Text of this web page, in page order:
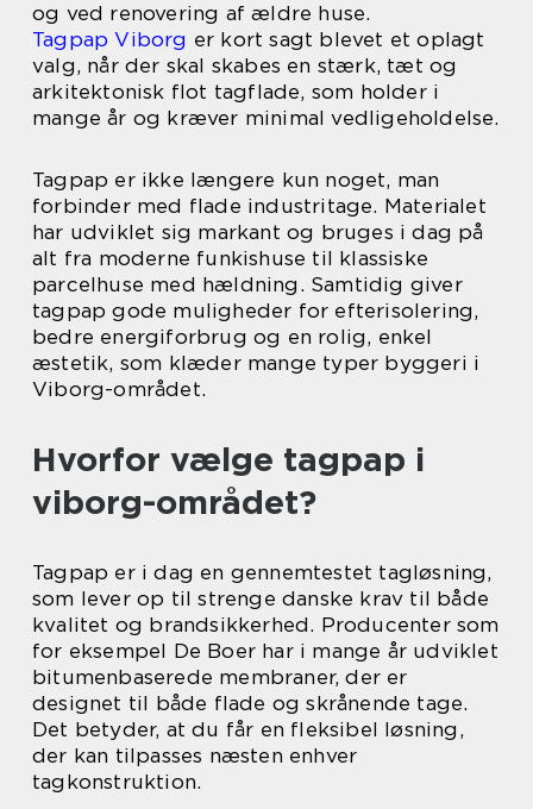
og ved renovering af ældre huse.
Tagpap Viborg er kort sagt blevet et oplagt
valg, når der skal skabes en stærk, tæt og
arkitektonisk flot tagflade, som holder i
mange år og kræver minimal vedligeholdelse.
Tagpap er ikke længere kun noget, man
forbinder med flade industritage. Materialet
har udviklet sig markant og bruges i dag på
alt fra moderne funkishuse til klassiske
parcelhuse med hældning. Samtidig giver
tagpap gode muligheder for efterisolering,
bedre energiforbrug og en rolig, enkel
æstetik, som klæder mange typer byggeri i
Viborg-området.
Hvorfor vælge tagpap i
viborg-området?
Tagpap er i dag en gennemtestet tagløsning,
som lever op til strenge danske krav til både
kvalitet og brandsikkerhed. Producenter som
for eksempel De Boer har i mange år udviklet
bitumenbaserede membraner, der er
designet til både flade og skrånende tage.
Det betyder, at du får en fleksibel løsning,
der kan tilpasses næsten enhver
tagkonstruktion.